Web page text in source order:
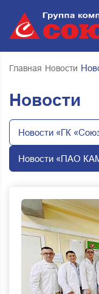
Главная Новости
Новости
Новости «ГК
Новости «ПАО